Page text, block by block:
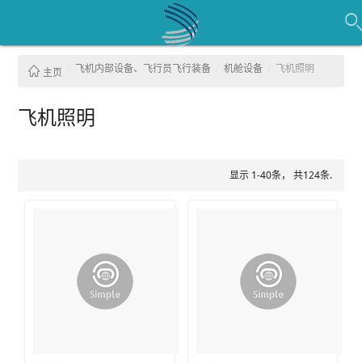
主页 飞机内部设备、飞行员飞行装备 机舱设备 飞机照明
飞机照明
显示 1-40条， 共124条.